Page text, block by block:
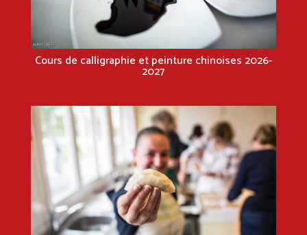
Cours de calligraphie et peinture chinoises 2026-
2027